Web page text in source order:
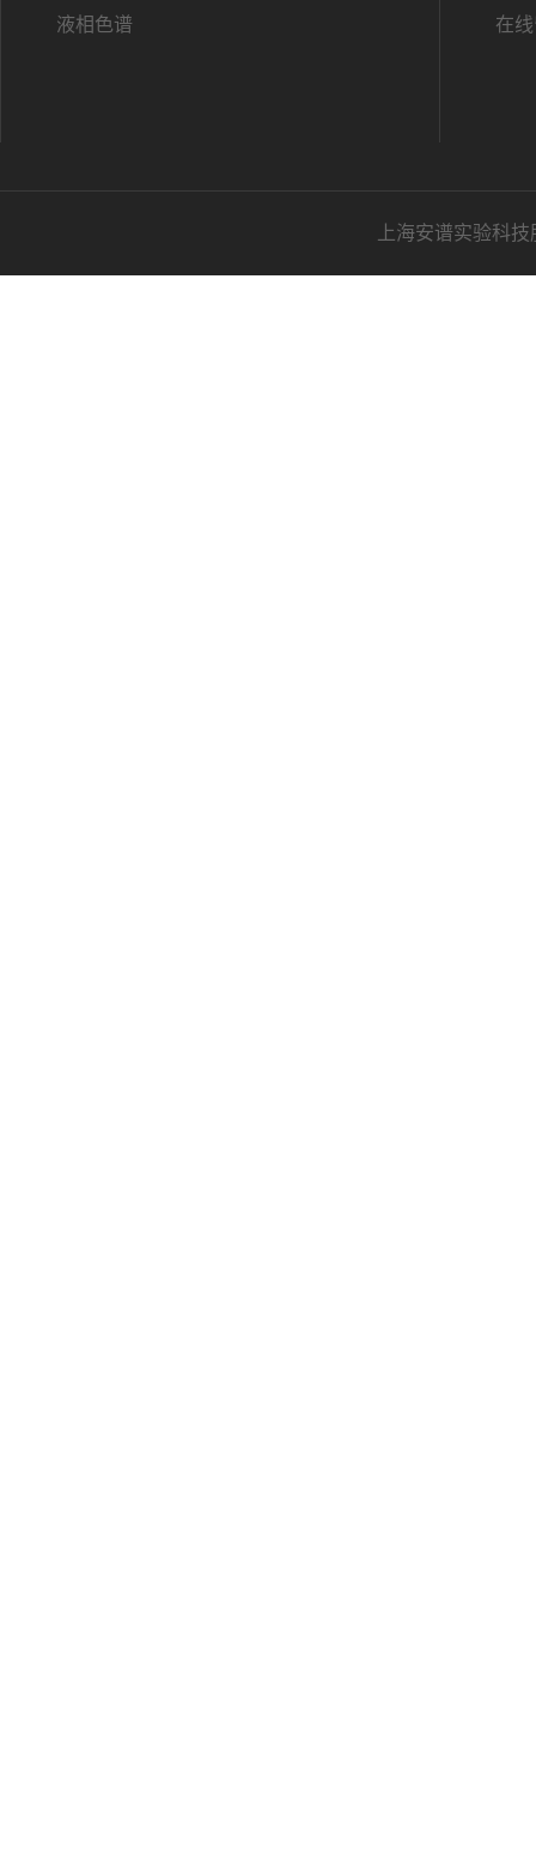
液相色谱 在
上海安谱实验科